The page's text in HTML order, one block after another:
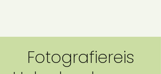
Fotografiereis